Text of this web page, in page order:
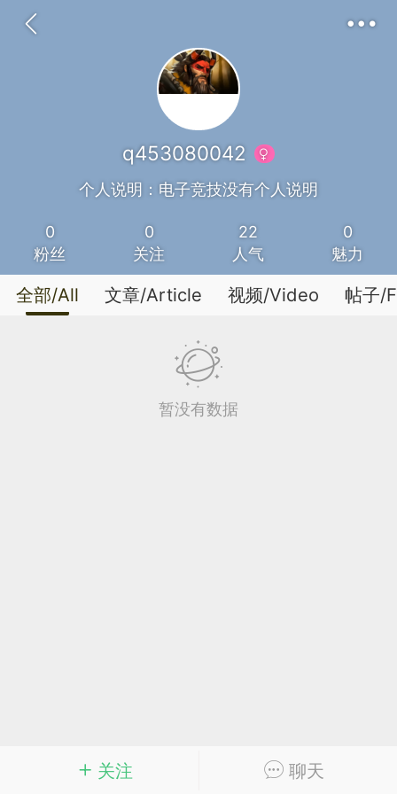
Feedback
全更新 7.41 / Completely updated
关注 聊天
q453080042
个人说明：电子竞技没有个人说明
0
粉丝
0
关注
22
人气
0
魅力
全部/All 文章/Article 视频/Video 帖子/
暂没有数据